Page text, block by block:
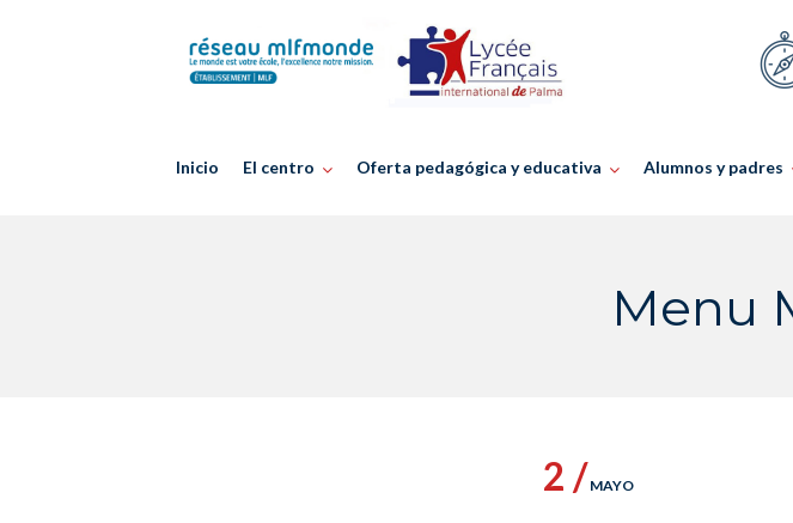
Inicio El centro Oferta pedagógica y educativa Alumnos y padres
Menu
2 / MAYO